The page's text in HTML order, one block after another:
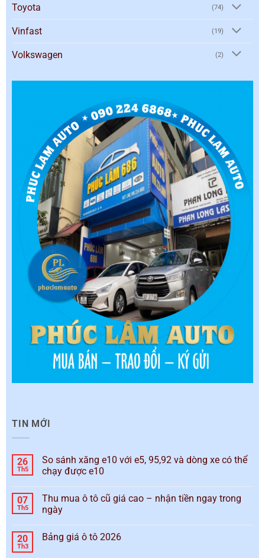
Toyota (74)
Vinfast (19)
Volkswagen (2)
TIN MỚI
26
Th5
So sánh xăng e10 với e5, 95,92 và dòng xe có thể
chạy được e10
07
Th5
Thu mua ô tô cũ giá cao – nhận tiền ngay trong
ngày
20
Th3
Bảng giá ô tô 2026